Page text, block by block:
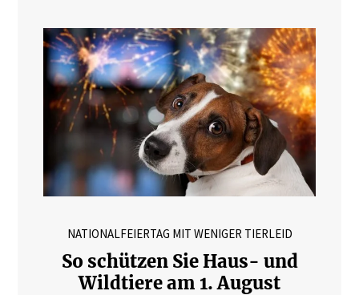
NATIONALFEIERTAG MIT WENIGER TIERLEID
So schützen Sie Haus- und
Wildtiere am 1. August